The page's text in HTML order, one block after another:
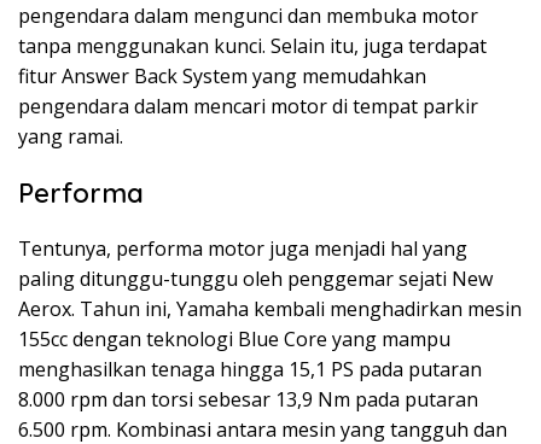
pengendara dalam mengunci dan membuka motor
tanpa menggunakan kunci. Selain itu, juga terdapat
fitur Answer Back System yang memudahkan
pengendara dalam mencari motor di tempat parkir
yang ramai.
Performa
Tentunya, performa motor juga menjadi hal yang
paling ditunggu-tunggu oleh penggemar sejati New
Aerox. Tahun ini, Yamaha kembali menghadirkan mesin
155cc dengan teknologi Blue Core yang mampu
menghasilkan tenaga hingga 15,1 PS pada putaran
8.000 rpm dan torsi sebesar 13,9 Nm pada putaran
6.500 rpm. Kombinasi antara mesin yang tangguh dan